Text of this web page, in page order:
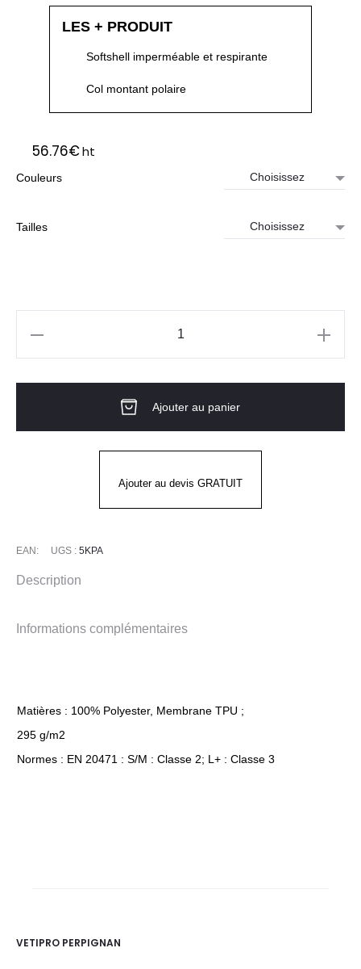
LES + PRODUIT
Softshell imperméable et respirante
Col montant polaire
56.76€ht
Couleurs
Tailles
Ajouter au panier
Ajouter au devis GRATUIT
EAN: UGS : 5KPA
Description
Informations complémentaires
Matières : 100% Polyester, Membrane TPU ;
295 g/m2
Normes : EN 20471 : S/M : Classe 2; L+ : Classe 3
VETIPRO PERPIGNAN